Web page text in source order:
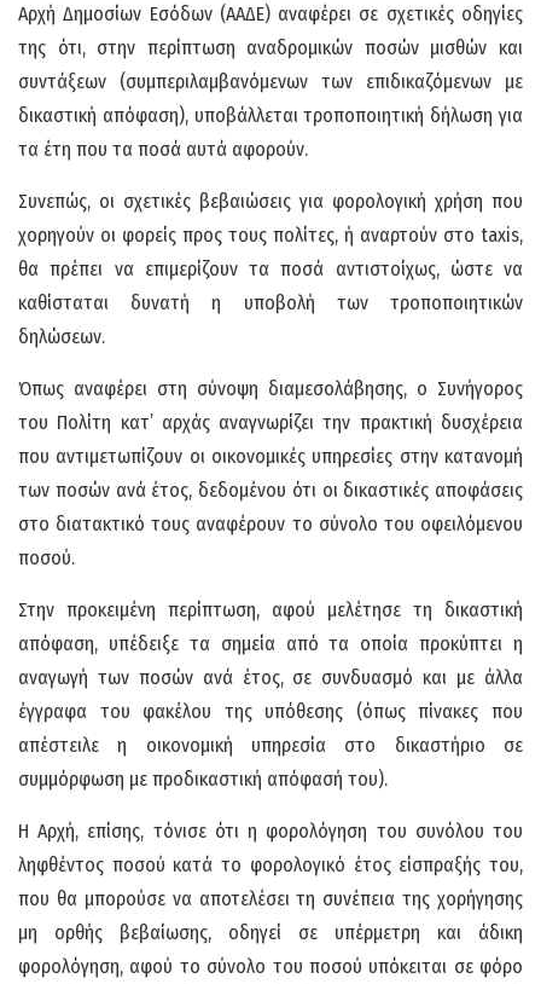
Αρχή Δημοσίων Εσόδων (ΑΑΔΕ) αναφέρει σε σχετικές οδηγίες
της ότι, στην περίπτωση αναδρομικών ποσών μισθών και
συντάξεων (συμπεριλαμβανόμενων των επιδικαζόμενων με
δικαστική απόφαση), υποβάλλεται τροποποιητική δήλωση για
τα έτη που τα ποσά αυτά αφορούν.
Συνεπώς, οι σχετικές βεβαιώσεις για φορολογική χρήση που
χορηγούν οι φορείς προς τους πολίτες, ή αναρτούν στο taxis,
θα πρέπει να επιμερίζουν τα ποσά αντιστοίχως, ώστε να
καθίσταται δυνατή η υποβολή των τροποποιητικών
δηλώσεων.
Όπως αναφέρει στη σύνοψη διαμεσολάβησης, ο Συνήγορος
του Πολίτη κατ’ αρχάς αναγνωρίζει την πρακτική δυσχέρεια
που αντιμετωπίζουν οι οικονομικές υπηρεσίες στην κατανομή
των ποσών ανά έτος, δεδομένου ότι οι δικαστικές αποφάσεις
στο διατακτικό τους αναφέρουν το σύνολο του οφειλόμενου
ποσού.
Στην προκειμένη περίπτωση, αφού μελέτησε τη δικαστική
απόφαση, υπέδειξε τα σημεία από τα οποία προκύπτει η
αναγωγή των ποσών ανά έτος, σε συνδυασμό και με άλλα
έγγραφα του φακέλου της υπόθεσης (όπως πίνακες που
απέστειλε η οικονομική υπηρεσία στο δικαστήριο σε
συμμόρφωση με προδικαστική απόφασή του).
Η Αρχή, επίσης, τόνισε ότι η φορολόγηση του συνόλου του
ληφθέντος ποσού κατά το φορολογικό έτος είσπραξής του,
που θα μπορούσε να αποτελέσει τη συνέπεια της χορήγησης
μη ορθής βεβαίωσης, οδηγεί σε υπέρμετρη και άδικη
φορολόγηση, αφού το σύνολο του ποσού υπόκειται σε φόρο